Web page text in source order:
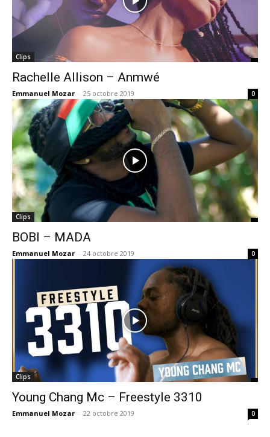
Clips
Rachelle Allison – Anmwé
Emmanuel Mozar - 25 octobre 2019 0
Clips
BOBI – MADA
Emmanuel Mozar - 24 octobre 2019 0
Clips
Young Chang Mc – Freestyle 3310
Emmanuel Mozar - 22 octobre 2019 0